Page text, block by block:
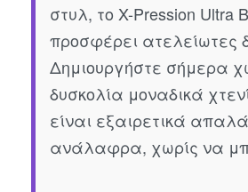
στυλ, το X-Pression Ultra
προσφέρει ατελείωτες
Δημιουργήστε σήμερα
δυσκολία μοναδικά
είναι εξαιρετικά
ανάλαφρα, χωρίς να